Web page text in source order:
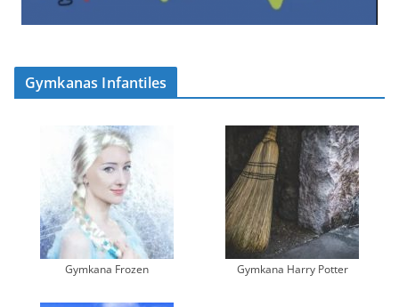
Gymkanas Infantiles
Gymkana Frozen Gymkana Harry Potter